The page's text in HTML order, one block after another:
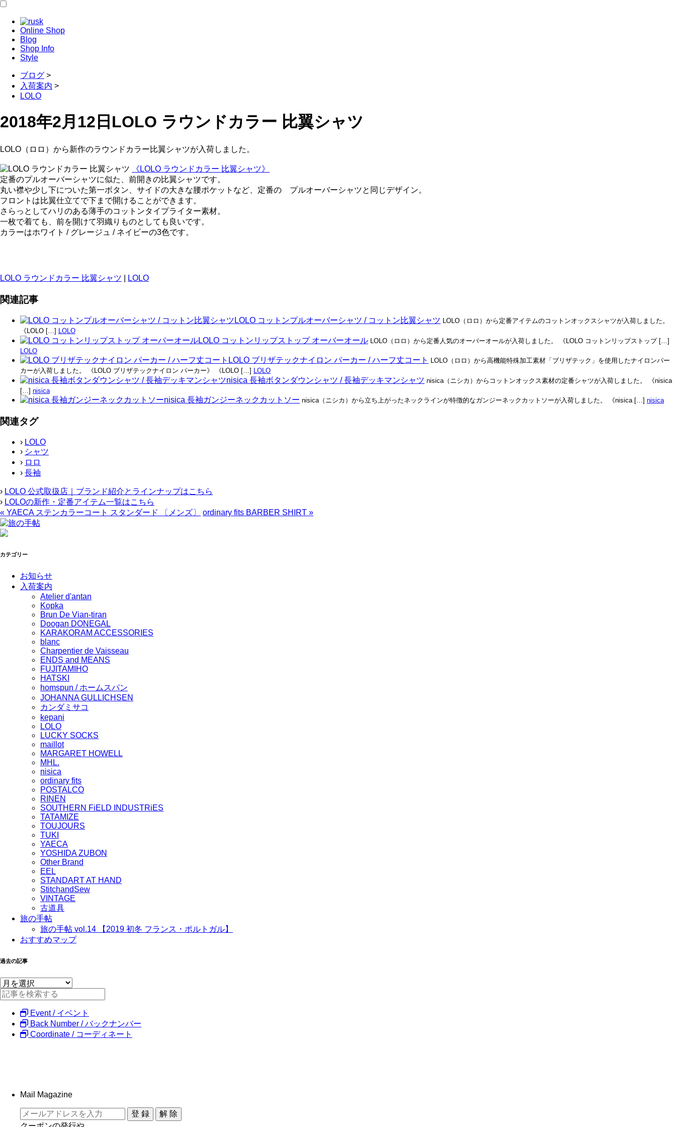
Online Shop
Blog
Shop Info
Style
ブログ >
入荷案内 >
LOLO
2018年2月12日 LOLO ラウンドカラー 比翼シャツ
LOLO（ロロ）から新作のラウンドカラー比翼シャツが入荷しました。
《LOLO ラウンドカラー 比翼シャツ》
定番のプルオーバーシャツに似た、前開きの比翼シャツです。
丸い襟や少し下についた第一ボタン、サイドの大きな腰ポケットなど、定番の プルオーバーシャツと同じデザイン。
フロントは比翼仕立てで下まで開けることができます。
さらっとしてハリのある薄手のコットンタイプライター素材。
一枚で着ても、前を開けて羽織りものとしても良いです。
カラーはホワイト / グレージュ / ネイビーの3色です。
LOLO ラウンドカラー 比翼シャツ LOLO
関連記事
LOLO コットンプルオーバーシャツ / コットン比翼シャツ LOLO（ロロ）から定番アイテムのコットンオックスシャツが入荷しました。
《LOLO […] LOLO
LOLO コットンリップストップ オーバーオール LOLO（ロロ）から定番人気のオーバーオールが入荷しました。 《LOLO コットンリップストップ […]
LOLO
LOLO ブリザテックナイロン パーカー / ハーフ丈コート
LOLO（ロロ）から高機能特殊加工素材「ブリザテック」を使用したナイロンパー
カーが入荷しました。 《LOLO ブリザテックナイロン パーカー》 《LOLO […] LOLO
nisica 長袖ボタンダウンシャツ / 長袖デッキマンシャツ nisica（ニシカ）からコットンオックス素材の定番シャツが入荷しました。 《nisica
[…] nisica
nisica 長袖ガンジーネックカットソー nisica（ニシカ）から立ち上がったネックラインが特徴的なガンジーネックカットソーが入荷しました。 《nisica […] nisica
関連タグ
› LOLO
› シャツ
› ロロ
› 長袖
› LOLO 公式取扱店｜ブランド紹介とラインナップはこちら
› LOLOの新作・定番アイテム一覧はこちら
« YAECA ステンカラーコート スタンダード 〔メンズ〕 ordinary fits BARBER SHIRT »
カテゴリー
お知らせ
入荷案内
Atelier d'antan
Kopka
Brun De Vian-tiran
Doogan DONEGAL
KARAKORAM ACCESSORIES
blanc
Charpentier de Vaisseau
ENDS and MEANS
FUJITAMIHO
HATSKI
homspun / ホームスパン
JOHANNA GULLICHSEN
カンダミサコ
kepani
LOLO
LUCKY SOCKS
maillot
MARGARET HOWELL
MHL.
nisica
ordinary fits
POSTALCO
RINEN
SOUTHERN FiELD INDUSTRiES
TATAMIZE
TOUJOURS
TUKI
YAECA
YOSHIDA ZUBON
Other Brand
EEL
STANDART AT HAND
StitchandSew
VINTAGE
古道具
旅の手帖
旅の手帖 vol.14 【2019 初冬 フランス・ポルトガル】
おすすめマップ
過去の記事
Event / イベント
Back Number / バックナンバー
Coordinate / コーディネート
Mail Magazine